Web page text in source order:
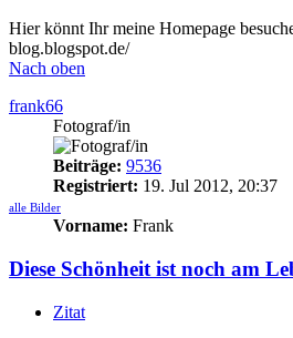
Hier könnt Ihr meine Homepage
blog.blogspot.de/
Nach oben
frank66
Fotograf/in
Beiträge: 9536
Registriert: 19. Jul 2012, 20:37
alle Bilder
Vorname: Frank
Diese Schönheit ist noch am
Zitat